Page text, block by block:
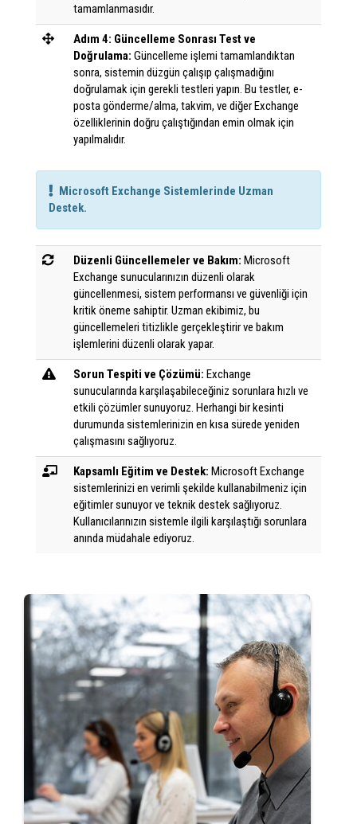
tamamlanmasıdır.
Adım 4: Güncelleme Sonrası Test ve
Doğrulama: Güncelleme işlemi tamamlandıktan
sonra, sistemin düzgün çalışıp çalışmadığını
doğrulamak için gerekli testleri yapın. Bu testler, e-
posta gönderme/alma, takvim, ve diğer Exchange
özelliklerinin doğru çalıştığından emin olmak için
yapılmalıdır.
Microsoft Exchange Sistemlerinde Uzman
Destek.
Düzenli Güncellemeler ve Bakım: Microsoft
Exchange sunucularınızın düzenli olarak
güncellenmesi, sistem performansı ve güvenliği için
kritik öneme sahiptir. Uzman ekibimiz, bu
güncellemeleri titizlikle gerçekleştirir ve bakım
işlemlerini düzenli olarak yapar.
Sorun Tespiti ve Çözümü: Exchange
sunucularında karşılaşabileceğiniz sorunlara hızlı ve
etkili çözümler sunuyoruz. Herhangi bir kesinti
durumunda sistemlerinizin en kısa sürede yeniden
çalışmasını sağlıyoruz.
Kapsamlı Eğitim ve Destek: Microsoft Exchange
sistemlerinizi en verimli şekilde kullanabilmeniz için
eğitimler sunuyor ve teknik destek sağlıyoruz.
Kullanıcılarınızın sistemle ilgili karşılaştığı sorunlara
anında müdahale ediyoruz.